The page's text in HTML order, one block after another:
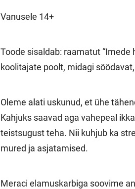
Vanusele 14+
Toode sisaldab: raamatut
koolitajate poolt, midagi
Oleme alati uskunud, et ühe
Kahjuks saavad aga vahepeal
teistsugust teha. Nii kuhjub ka
mured ja asjatamised.
Meraci elamuskarbiga soovime